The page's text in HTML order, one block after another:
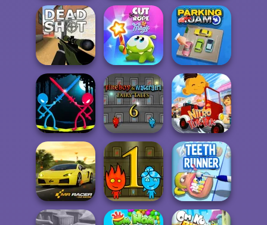
Sniper Shooter 2
Strawberry
Shortcake
Manga Creator
Vampire Hunter
P...
Deadshot.io
Cut The Rope
Magic
Parking Jam
Stick Duel:
Medieval Wars
Fireboy and
Watergirl 6:
Fairy...
Nitro Tuk Tuk